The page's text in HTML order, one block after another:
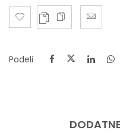
Podeli